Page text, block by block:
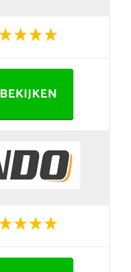
BEKIJKEN